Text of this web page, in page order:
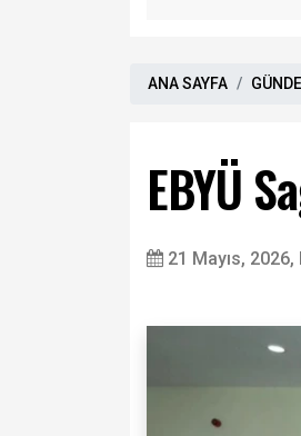
ANA SAYFA
EBYÜ
21 Mayıs,